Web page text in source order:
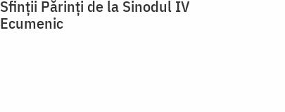
Sfinţii Părinţi de la Sinodul IV
Ecumenic